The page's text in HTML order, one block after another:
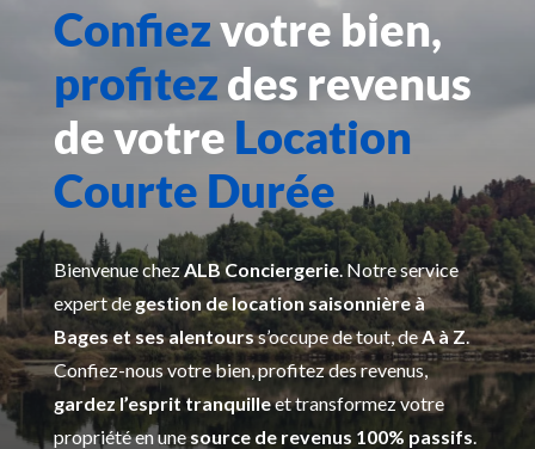
Confiezvotre bien,
profitezdes revenus
de votre Location
Courte Durée
Bienvenue chezALB Conciergerie. Notre service
expert degestion de location saisonnière à
Bages et ses alentourss’occupe de tout, deA à Z.
Confiez-nous votre bien, profitez des revenus,
gardez l’esprit tranquilleet transformez votre
propriété en unesource de revenus 100% passifs.